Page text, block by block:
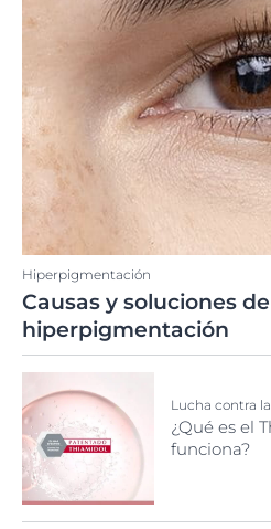
Hiperpigmentación
Causas y soluciones
hiperpigmentación
Lucha contra
¿Qué es el
funciona?